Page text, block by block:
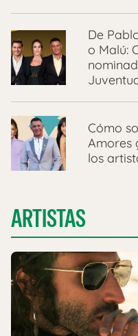
De
o Malú:
Cómo
Amores
los
ARTISTAS